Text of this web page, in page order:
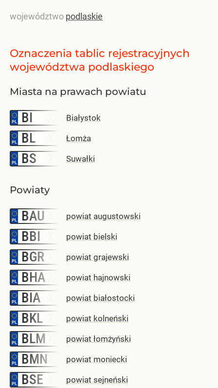
województwo podlaskie
Oznaczenia tablic rejestracyjnych
województwa podlaskiego
Miasta na prawach powiatu
BI Białystok
BL Łomża
BS Suwałki
Powiaty
BAU powiat augustowski
BBI powiat bielski
BGR powiat grajewski
BHA powiat hajnowski
BIA powiat białostocki
BKL powiat kolneński
BLM powiat łomżyński
BMN powiat moniecki
BSE powiat sejneński